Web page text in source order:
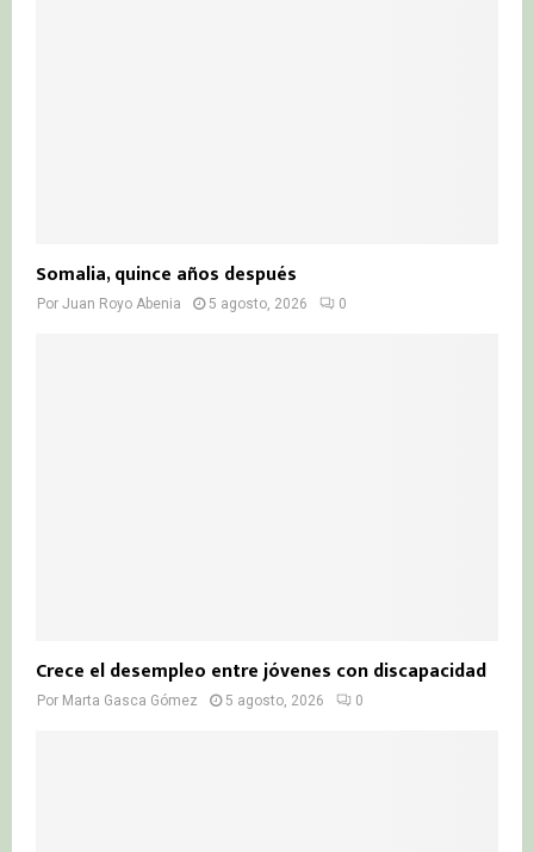
Somalia, quince años después
Por Juan Royo Abenia 5 agosto, 2026 0
Crece el desempleo entre jóvenes con discapacidad
Por Marta Gasca Gómez 5 agosto, 2026 0